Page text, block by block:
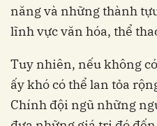
năng và những thành
lĩnh vực văn hóa, thể
Tuy nhiên, nếu không
ấy khó có thể lan tỏa
Chính đội ngũ những